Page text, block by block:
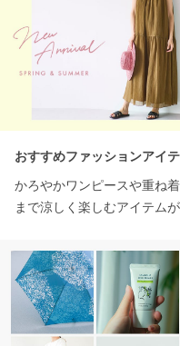
おすすめファッションアイ
かろやかワンピースや重ね
まで涼しく楽しむアイテムが